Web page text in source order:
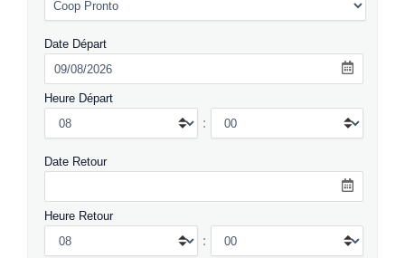
Date Départ
Heure Départ
:
Date Retour
Heure Retour
: